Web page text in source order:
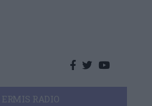
ERMIS RADIO